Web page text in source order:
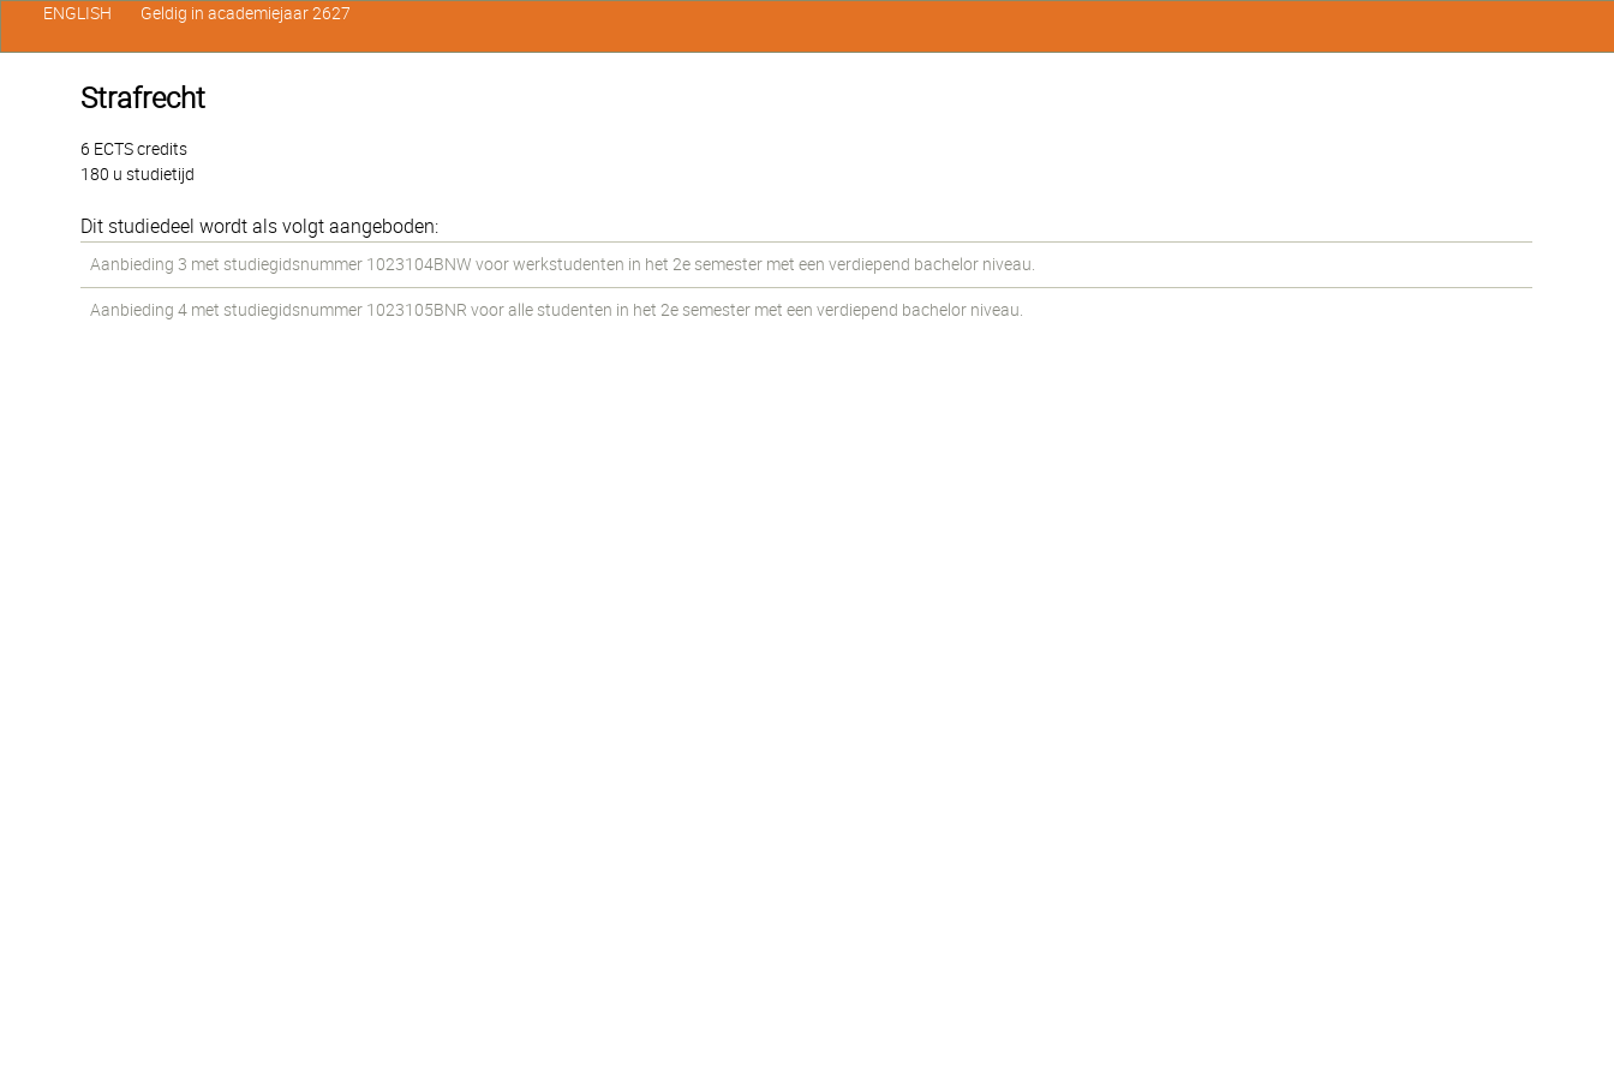
Strafrecht
6 ECTS credits
180 u studietijd
Dit studiedeel wordt als volgt aangeboden:
Aanbieding 3 met studiegidsnummer 1023104BNW voor werkstudenten in het 2e semester met een verdiepend bachelor niveau.
Aanbieding 4 met studiegidsnummer 1023105BNR voor alle studenten in het 2e semester met een verdiepend bachelor niveau.
ENGLISH Geldig in academiejaar 2627